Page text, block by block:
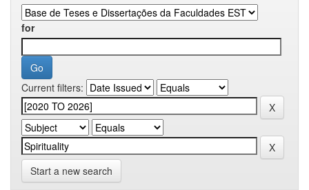
for
Current filters:
Start a new search